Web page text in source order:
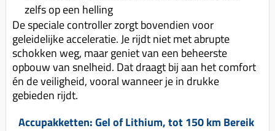
zelfs op een helling
De speciale controller zorgt bovendien voor
geleidelijke acceleratie. Je rijdt niet met abrupte
schokken weg, maar geniet van een beheerste
opbouw van snelheid. Dat draagt bij aan het comfort
én de veiligheid, vooral wanneer je in drukke
gebieden rijdt.
Accupakketten: Gel of Lithium, tot 150 km Bereik